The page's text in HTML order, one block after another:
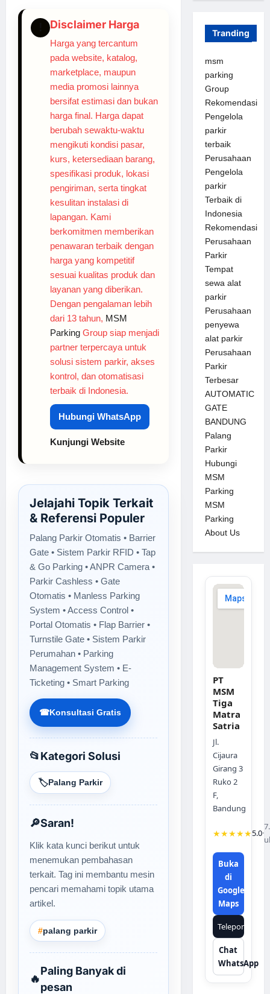
Disclaimer Harga
Harga yang tercantum
pada website, katalog,
marketplace, maupun
media promosi lainnya
bersifat estimasi dan bukan
harga final. Harga dapat
berubah sewaktu-waktu
mengikuti kondisi pasar,
kurs, ketersediaan barang,
spesifikasi produk, lokasi
pengiriman, serta tingkat
kesulitan instalasi di
lapangan. Kami
berkomitmen memberikan
penawaran terbaik dengan
harga yang kompetitif
sesuai kualitas produk dan
layanan yang diberikan.
Dengan pengalaman lebih
dari 13 tahun, MSM
Parking Group siap menjadi
partner terpercaya untuk
solusi sistem parkir, akses
kontrol, dan otomatisasi
terbaik di Indonesia.
Hubungi WhatsApp
Kunjungi Website
Jelajahi Topik Terkait
& Referensi Populer
Palang Parkir Otomatis • Barrier
Gate • Sistem Parkir RFID • Tap
& Go Parking • ANPR Camera •
Parkir Cashless • Gate
Otomatis • Manless Parking
System • Access Control •
Portal Otomatis • Flap Barrier •
Turnstile Gate • Sistem Parkir
Perumahan • Parking
Management System • E-
Ticketing • Smart Parking
☎Konsultasi Gratis
📂Kategori Solusi
🏷️Palang Parkir
🔎Saran!
Klik kata kunci berikut untuk
menemukan pembahasan
terkait. Tag ini membantu mesin
pencari memahami topik utama
artikel.
#palang parkir
🔥
Paling Banyak di
pesan
Tranding
msm
parking
Group
Rekomendasi
Pengelola
parkir
terbaik
Perusahaan
Pengelola
parkir
Terbaik di
Indonesia
Rekomendasi
Perusahaan
Parkir
Tempat
sewa alat
parkir
Perusahaan
penyewa
alat parkir
Perusahaan
Parkir
Terbesar
AUTOMATIC
GATE
BANDUNG
Palang
Parkir
Hubungi
MSM
Parking
MSM
Parking
About Us
PT
MSM
Tiga
Matra
Satria
Jl.
Cijaura
Girang 3
Ruko 2
F,
Bandung
★★★★★5.0·
Buka
di
Google
Maps
Telepon
Chat
WhatsApp